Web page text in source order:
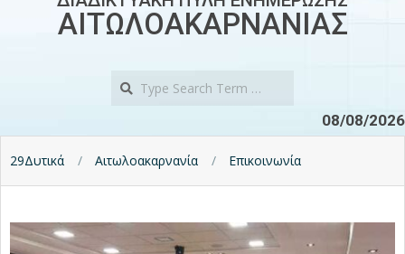
ΑΙΤΩΛΟΑΚΑΡΝΑΝΙΑΣ
08/08/2026
29Δυτικά Αιτωλοακαρνανία Επικοινωνία